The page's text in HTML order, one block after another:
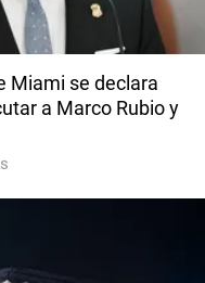
Miami se declara
a Marco Rubio y